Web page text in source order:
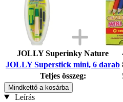
JOLLY Superinky Nature
JOLLY Superstick mini, 6 darab
Teljes összeg:
Mindkettő a kosárba
Leírás